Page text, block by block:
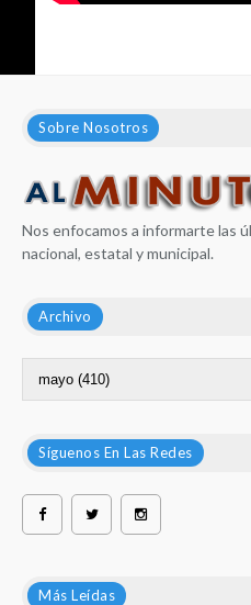
Sobre Nosotros
Nos enfocamos a informarte las
nacional, estatal y municipal.
Archivo
Síguenos En Las Redes
Más Leídas